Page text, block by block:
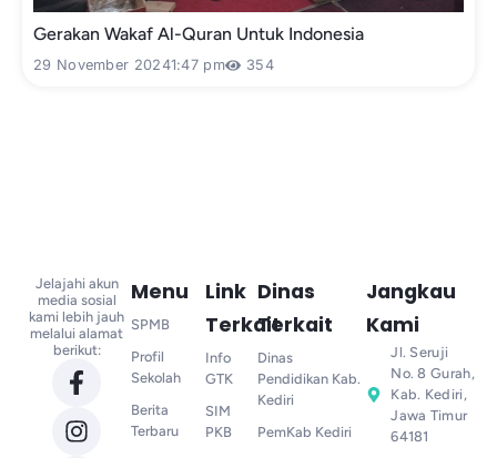
Gerakan Wakaf Al-Quran Untuk Indonesia
29 November 20241:47 pm 354
Jelajahi akun
media sosial
kami lebih jauh
melalui alamat
berikut:
Menu
SPMB
Profil
Sekolah
Berita
Terbaru
Link
Terkait
Info
GTK
SIM
PKB
Dinas
Terkait
Dinas
Pendidikan Kab.
Kediri
PemKab Kediri
Jangkau
Kami
Jl. Seruji
No. 8 Gurah,
Kab. Kediri,
Jawa Timur
64181